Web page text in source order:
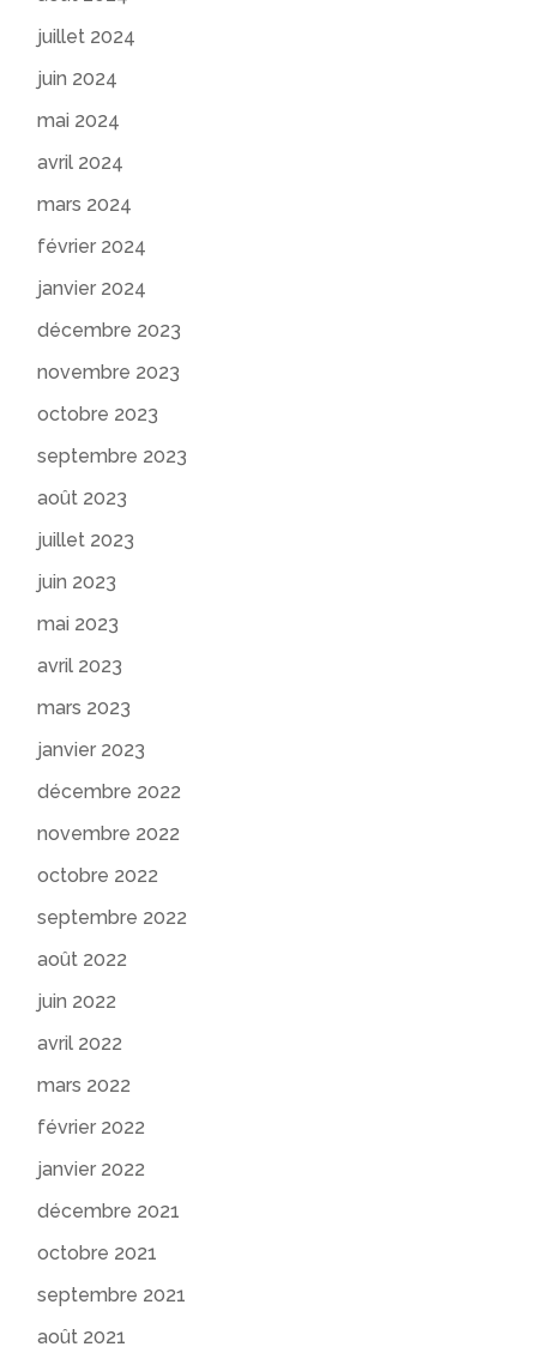
juillet 2024
juin 2024
mai 2024
avril 2024
mars 2024
février 2024
janvier 2024
décembre 2023
novembre 2023
octobre 2023
septembre 2023
août 2023
juillet 2023
juin 2023
mai 2023
avril 2023
mars 2023
janvier 2023
décembre 2022
novembre 2022
octobre 2022
septembre 2022
août 2022
juin 2022
avril 2022
mars 2022
février 2022
janvier 2022
décembre 2021
octobre 2021
septembre 2021
août 2021